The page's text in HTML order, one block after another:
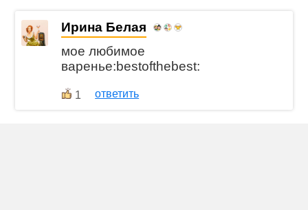
Ирина Белая
мое любимое
варенье:bestofthebest:
1 ответить